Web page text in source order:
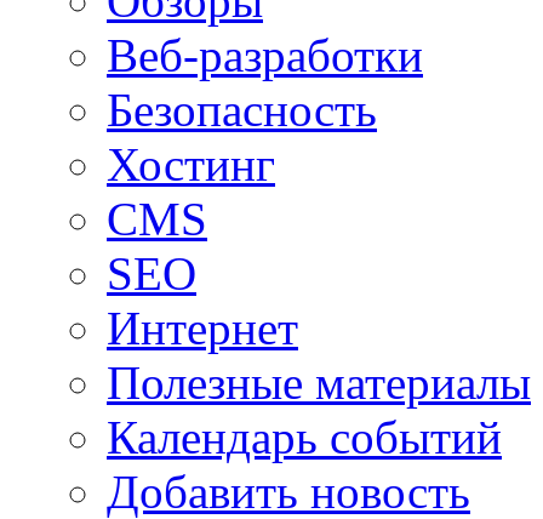
Веб-разработки
Безопасность
Хостинг
CMS
SEO
Интернет
Полезные материалы
Календарь событий
Добавить новость